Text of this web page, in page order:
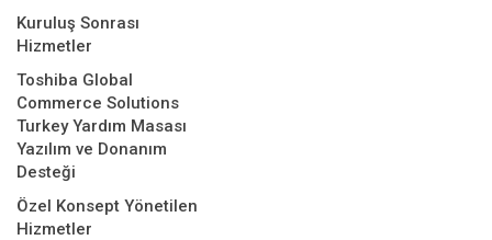
Kuruluş Sonrası
Hizmetler
Toshiba Global
Commerce Solutions
Turkey Yardım Masası
Yazılım ve Donanım
Desteği
Özel Konsept Yönetilen
Hizmetler